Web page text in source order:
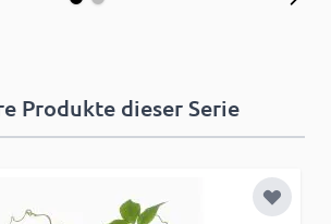
Produkte dieser Serie
Zur